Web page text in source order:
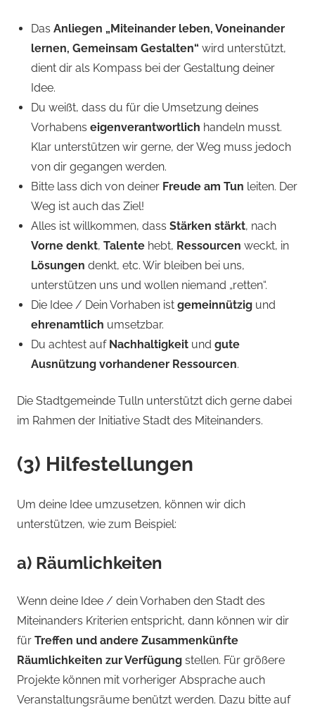
Das Anliegen „Miteinander leben, Voneinander
lernen, Gemeinsam Gestalten“ wird unterstützt,
dient dir als Kompass bei der Gestaltung deiner
Idee.
Du weißt, dass du für die Umsetzung deines
Vorhabens eigenverantwortlich handeln musst.
Klar unterstützen wir gerne, der Weg muss jedoch
von dir gegangen werden.
Bitte lass dich von deiner Freude am Tun leiten. Der
Weg ist auch das Ziel!
Alles ist willkommen, dass Stärken stärkt, nach
Vorne denkt, Talente hebt, Ressourcen weckt, in
Lösungen denkt, etc. Wir bleiben bei uns,
unterstützen uns und wollen niemand „retten“.
Die Idee / Dein Vorhaben ist gemeinnützig und
ehrenamtlich umsetzbar.
Du achtest auf Nachhaltigkeit und gute
Ausnützung vorhandener Ressourcen.
Die Stadtgemeinde Tulln unterstützt dich gerne dabei
im Rahmen der Initiative Stadt des Miteinanders.
(3) Hilfestellungen
Um deine Idee umzusetzen, können wir dich
unterstützen, wie zum Beispiel:
a) Räumlichkeiten
Wenn deine Idee / dein Vorhaben den Stadt des
Miteinanders Kriterien entspricht, dann können wir dir
für Treffen und andere Zusammenkünfte
Räumlichkeiten zur Verfügung stellen. Für größere
Projekte können mit vorheriger Absprache auch
Veranstaltungsräume benützt werden. Dazu bitte auf